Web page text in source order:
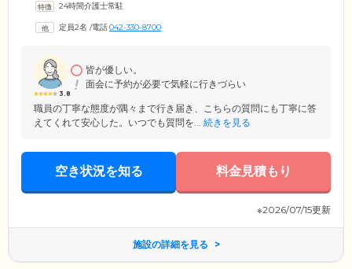
スタッフの目が十分に届く範囲で、安心して日常生活を送っていただく
様お一人おひとりのニーズに応じた尊厳のあるケアを大切にしていま
24時間介護士常駐
定員2名 /電話042-330-8700
3.8
皆が優しい。
面会に予約が必要で気軽に行きづらい
職員の丁寧な態度が隅々まで行き届き、こちらの質問にも丁寧に答
えてくれて安心した。いつでも質問を... 続きを見る
空き状況を知る 料金見積もり
※2026/07/15更新
施設の詳細を見る